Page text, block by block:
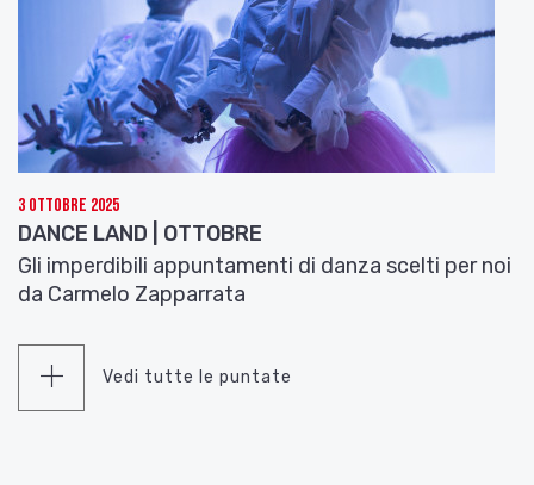
3 Ottobre 2025
DANCE LAND | OTTOBRE
Gli imperdibili appuntamenti di danza scelti per noi
da Carmelo Zapparrata
Vedi tutte le puntate